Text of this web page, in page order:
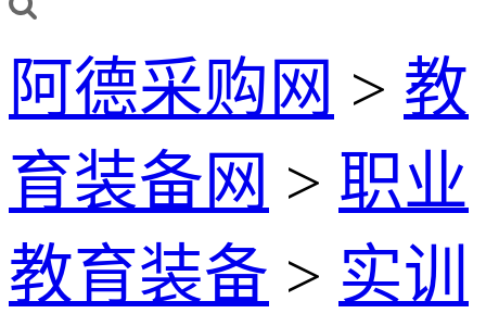
阿德采购网 > 教
育装备网 > 职业
教育装备 > 实训